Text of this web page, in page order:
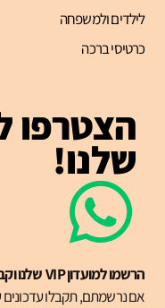
לילדים ולמשפחה
כרטיסי ברכה
שלנו!
הרשמו למועדון VIP שלנו וקבלו את כל המבצעים הכי שווים!
אם נרשמתם, תקבלו עדכונים